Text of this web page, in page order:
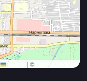
Leaflet | © OpenStreetMap